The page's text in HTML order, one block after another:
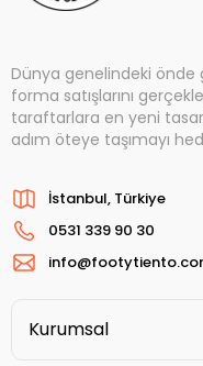
Dünya genelindeki
forma satışlarını
taraftarlara en yeni
adım öteye taşımayı
İstanbul, Türkiye
0531 339 90 30
Kurumsal